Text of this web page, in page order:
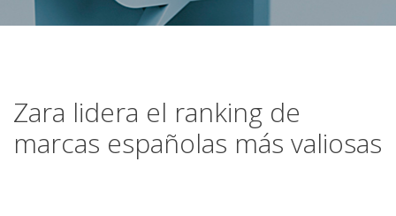
Zara lidera el ranking de
marcas españolas más valiosas